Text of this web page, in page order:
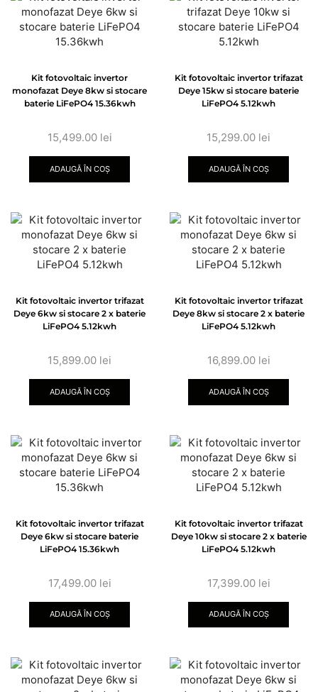
Kit fotovoltaic invertor
monofazat Deye 8kw si stocare
baterie LiFePO4 15.36kwh
15,499.00 lei
ADAUGĂ ÎN COȘ
Kit fotovoltaic invertor trifazat
Deye 15kw si stocare baterie
LiFePO4 5.12kwh
15,299.00 lei
ADAUGĂ ÎN COȘ
Kit fotovoltaic invertor trifazat
Deye 6kw si stocare 2 x baterie
LiFePO4 5.12kwh
15,899.00 lei
ADAUGĂ ÎN COȘ
Kit fotovoltaic invertor trifazat
Deye 8kw si stocare 2 x baterie
LiFePO4 5.12kwh
16,899.00 lei
ADAUGĂ ÎN COȘ
Kit fotovoltaic invertor trifazat
Deye 6kw si stocare baterie
LiFePO4 15.36kwh
17,499.00 lei
ADAUGĂ ÎN COȘ
Kit fotovoltaic invertor trifazat
Deye 10kw si stocare 2 x baterie
LiFePO4 5.12kwh
17,399.00 lei
ADAUGĂ ÎN COȘ